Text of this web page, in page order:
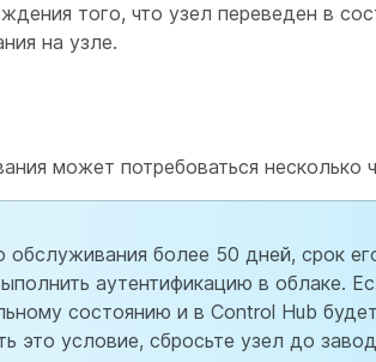
того, что узел переведен в
на узле.
может потребоваться несколько
обслуживания более 50 дней, срок
аутентификацию в облаке.
состоянию и в Control Hub
это условие, сбросьте узел до